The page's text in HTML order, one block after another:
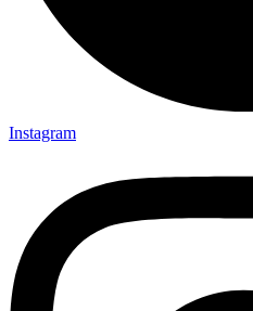
Instagram